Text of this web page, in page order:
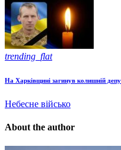
trending_flat
На Харківщині загинув колишній
Небесне військо
About the author